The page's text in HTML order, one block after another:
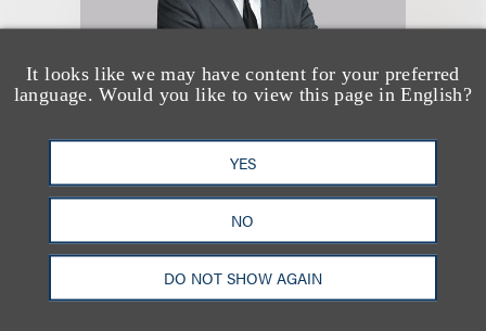
It looks like we may have content for your preferred
language. Would you like to view this page in English?
YES
NO
DO NOT SHOW AGAIN
Mitchell S. Nussbaum
乐博律所联席主席
+1.212.407.4159